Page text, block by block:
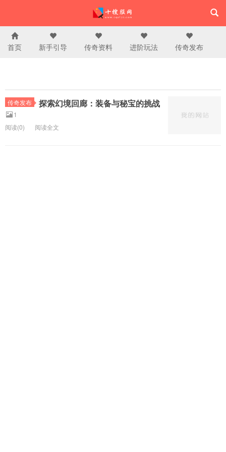
首页 新手引导 传奇资料 进阶玩法 传奇发布
传奇发布 探索幻境回廊：装备与秘宝的挑战
1
阅读(0)
阅读全文